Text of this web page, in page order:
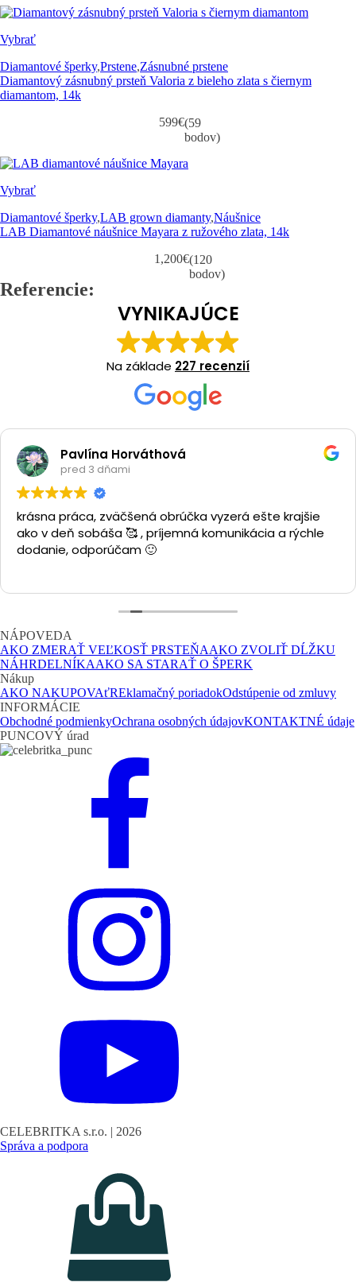
Vybrať
Diamantové šperky,Prstene,Zásnubné prstene
Diamantový zásnubný prsteň Valoria z bieleho zlata s čiernym
diamantom, 14k
599€(59
bodov)
Vybrať
Diamantové šperky,LAB grown diamanty,Náušnice
LAB Diamantové náušnice Mayara z ružového zlata, 14k
1,200€(120
bodov)
Referencie:
VYNIKAJÚCE
Na základe 227 recenzií
Pavlína Horváthová
pred 3 dňami
krásna práca, zväčšená obrúčka vyzerá ešte krajšie
ako v deň sobáša 🥰 , príjemná komunikácia a rýchle
dodanie, odporúčam 🙂
NÁPOVEDA
AKO ZMERAŤ VEĽKOSŤ PRSTEŇAAKO ZVOLIŤ DĹŽKU
NÁHRDELNÍKAAKO SA STARAŤ O ŠPERK
Nákup
AKO NAKUPOVAťREklamačný poriadokOdstúpenie od zmluvy
INFORMÁCIE
Obchodné podmienkyOchrana osobných údajovKONTAKTNÉ údaje
PUNCOVÝ úrad
CELEBRITKA s.r.o. | 2026
Správa a podpora